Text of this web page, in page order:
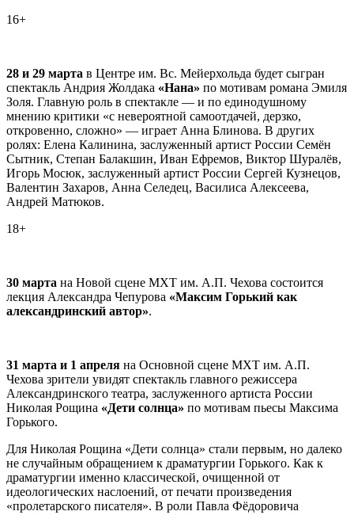
16+
28 и 29 марта в Центре им. Вс. Мейерхольда будет сыгран
спектакль Андрия Жолдака «Нана» по мотивам романа Эмиля
Золя. Главную роль в спектакле — и по единодушному
мнению критики «с невероятной самоотдачей, дерзко,
откровенно, сложно» — играет Анна Блинова. В других
ролях: Елена Калинина, заслуженный артист России Семён
Сытник, Степан Балакшин, Иван Ефремов, Виктор Шуралёв,
Игорь Мосюк, заслуженный артист России Сергей Кузнецов,
Валентин Захаров, Анна Селедец, Василиса Алексеева,
Андрей Матюков.
18+
30 марта на Новой сцене МХТ им. А.П. Чехова состоится
лекция Александра Чепурова «Максим Горький как
александринский автор».
31 марта и 1 апреля на Основной сцене МХТ им. А.П.
Чехова зрители увидят спектакль главного режиссера
Александринского театра, заслуженного артиста России
Николая Рощина «Дети солнца» по мотивам пьесы Максима
Горького.
Для Николая Рощина «Дети солнца» стали первым, но далеко
не случайным обращением к драматургии Горького. Как к
драматургии именно классической, очищенной от
идеологических наслоений, от печати произведения
«пролетарского писателя». В роли Павла Фёдоровича